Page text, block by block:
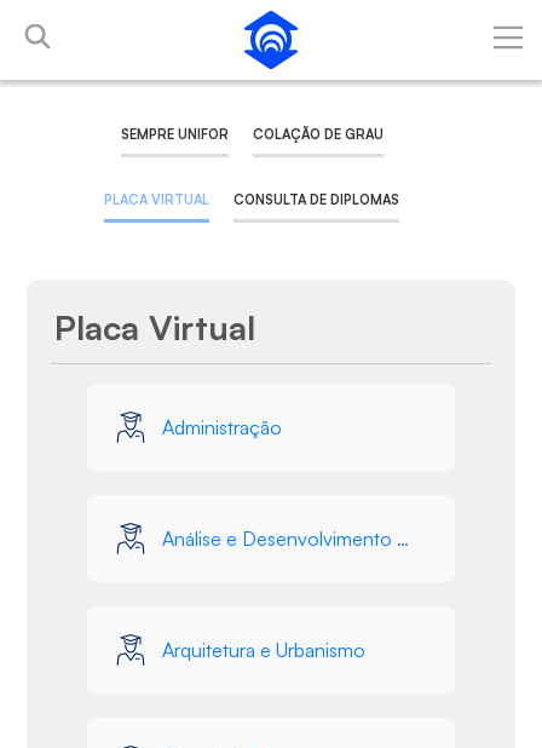
Pular para o Conteúdo principal
SEMPRE UNIFOR COLAÇÃO DE GRAU
PLACA VIRTUAL CONSULTA DE DIPLOMAS
Placa Virtual
Administração
Análise e Desenvolvimento de Sistemas
Arquitetura e Urbanismo